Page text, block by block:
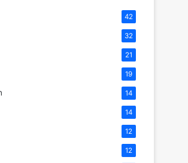
42
32
21
19
14
14
12
12